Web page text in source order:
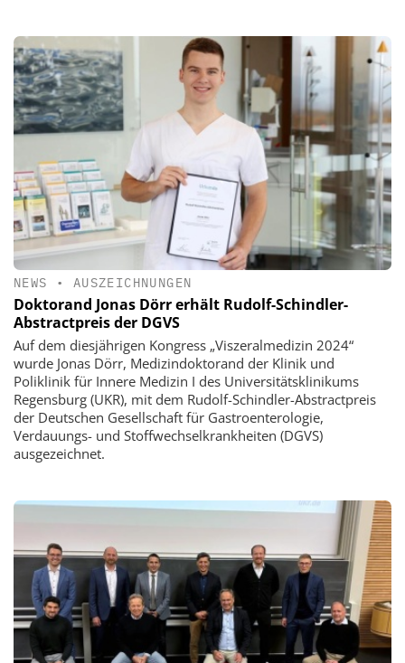
NEWS • AUSZEICHNUNGEN
Doktorand Jonas Dörr erhält Rudolf-Schindler-
Abstractpreis der DGVS
Auf dem diesjährigen Kongress „Viszeralmedizin 2024“
wurde Jonas Dörr, Medizindoktorand der Klinik und
Poliklinik für Innere Medizin I des Universitätsklinikums
Regensburg (UKR), mit dem Rudolf-Schindler-Abstractpreis
der Deutschen Gesellschaft für Gastroenterologie,
Verdauungs- und Stoffwechselkrankheiten (DGVS)
ausgezeichnet.